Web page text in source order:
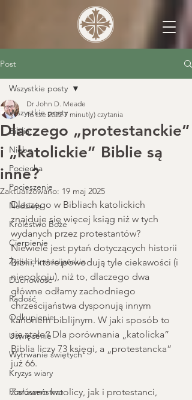
Post
Wszystkie posty
Biblia
Niebo
Pociecha
Pocieszenie
Nadzieja
Królestwo Boże
Cierpienie
Życie chrześcijańskie
Duchowość
Radość
Odkupienie
Uświęcenie
Wytrwanie świętych
Kryzys wiary
Posłuszeństwo
Wszystkie posty
Dlaczego „protestanckie”
i „katolickie” Biblie są
inne?
Dr John D. Meade
16 cze 2022 7 minut(y) czytania
Zaktualizowano: 19 maj 2025
Dlaczego w Bibliach katolickich
znajduje się więcej ksiąg niż w tych
wydanych przez protestantów?
Niewiele jest pytań dotyczących historii
Biblii, które powodują tyle ciekawości (i
niepokoju), niż to, dlaczego dwa
główne odłamy zachodniego
chrześcijaństwa dysponują innym
kanonem biblijnym. W jaki sposób to
się stało? Dla porównania „katolicka”
Biblia liczy 73 księgi, a „protestancka”
już 66.
Zarówno katolicy, jak i protestanci,